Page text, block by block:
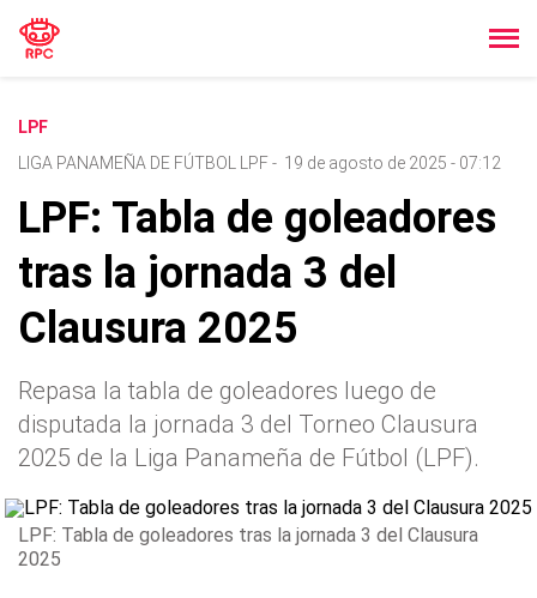
LPF
LIGA PANAMEÑA DE FÚTBOL LPF- 19 de agosto de 2025 - 07:12
LPF: Tabla de goleadores
tras la jornada 3 del
Clausura 2025
Repasa la tabla de goleadores luego de
disputada la jornada 3 del Torneo Clausura
2025 de la Liga Panameña de Fútbol (LPF).
LPF: Tabla de goleadores tras la jornada 3 del Clausura
2025